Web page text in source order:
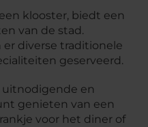
klooster, biedt een
van de stad.
diverse traditionele
geserveerd.
uitnodigende en
genieten van een
voor het diner of